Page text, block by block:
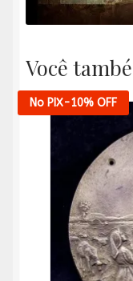
Você
No PIX-10% OFF